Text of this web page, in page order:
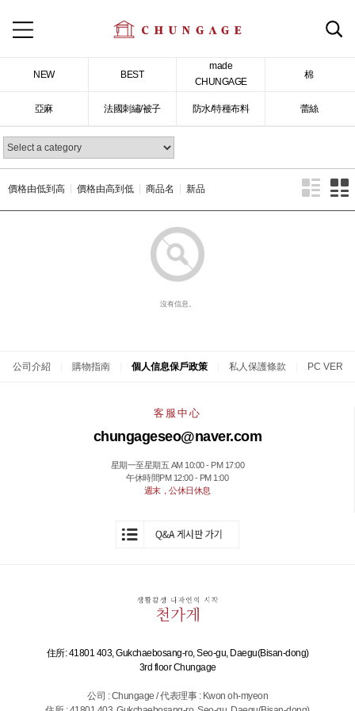
NEW BEST
made
CHUNGAGE
棉
亞麻 法國刺繡/被子 防水/特種布料 蕾絲
價格由低到高 價格由高到低 商品名 新品
沒有信息。
公司介紹 購物指南 個人信息保戶政策 私人保護條款 PC VER
客服中心
chungageseo@naver.com
星期一至星期五 AM 10:00 - PM 17:00
午休時間PM 12:00 - PM 1:00
週末，公休日休息
住所: 41801 403, Gukchaebosang-ro, Seo-gu, Daegu(Bisan-dong)
3rd floor Chungage
公司 : Chungage / 代表理事 : Kwon oh-myeon